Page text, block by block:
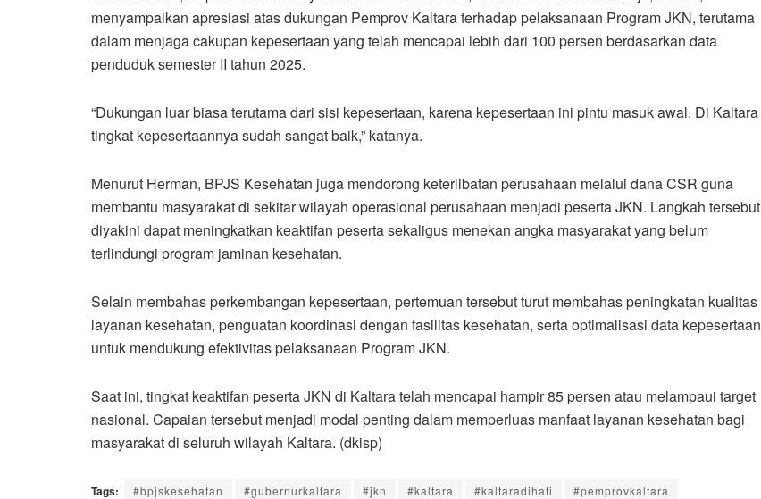
menyampaikan apresiasi atas dukungan Pemprov Kaltara terhadap pelaksanaan Program JKN, terutama
dalam menjaga cakupan kepesertaan yang telah mencapai lebih dari 100 persen berdasarkan data
penduduk semester II tahun 2025.
“Dukungan luar biasa terutama dari sisi kepesertaan, karena kepesertaan ini pintu masuk awal. Di Kaltara
tingkat kepesertaannya sudah sangat baik,” katanya.
Menurut Herman, BPJS Kesehatan juga mendorong keterlibatan perusahaan melalui dana CSR guna
membantu masyarakat di sekitar wilayah operasional perusahaan menjadi peserta JKN. Langkah tersebut
diyakini dapat meningkatkan keaktifan peserta sekaligus menekan angka masyarakat yang belum
terlindungi program jaminan kesehatan.
Selain membahas perkembangan kepesertaan, pertemuan tersebut turut membahas peningkatan kualitas
layanan kesehatan, penguatan koordinasi dengan fasilitas kesehatan, serta optimalisasi data kepesertaan
untuk mendukung efektivitas pelaksanaan Program JKN.
Saat ini, tingkat keaktifan peserta JKN di Kaltara telah mencapai hampir 85 persen atau melampaui target
nasional. Capaian tersebut menjadi modal penting dalam memperluas manfaat layanan kesehatan bagi
masyarakat di seluruh wilayah Kaltara. (dkisp)
Tags: #bpjskesehatan #gubernurkaltara #jkn #kaltara #kaltaradihati #pemprovkaltara